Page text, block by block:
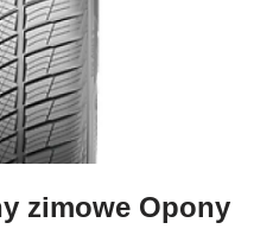
zimowe Opony